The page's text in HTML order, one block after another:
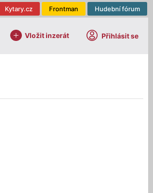
Hudební fórum
Frontman
Kytary.cz
Vložit inzerát Přihlásit se